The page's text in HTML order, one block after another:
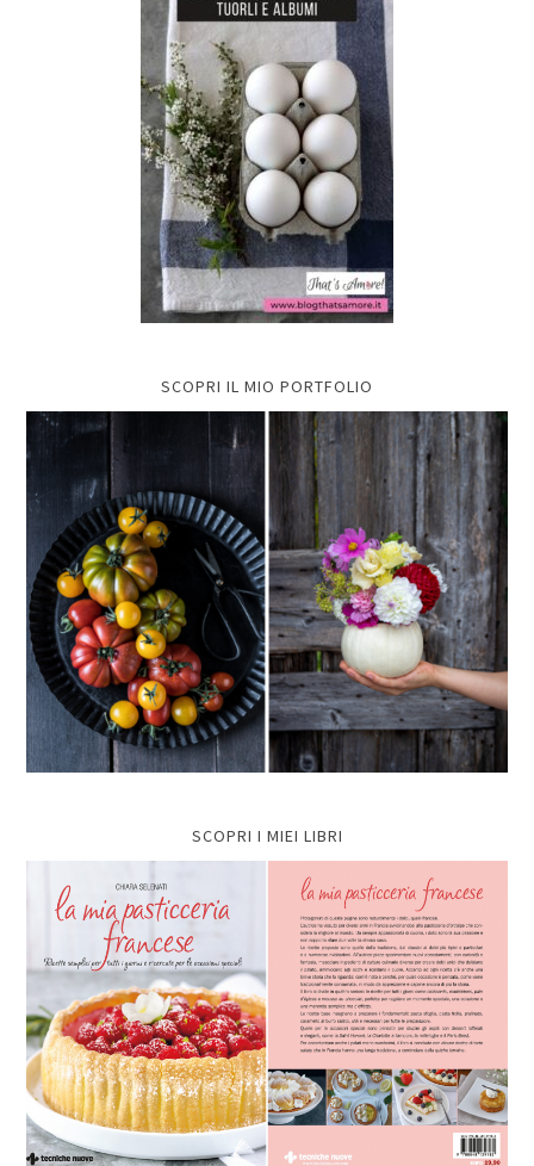
SCOPRI IL MIO PORTFOLIO
SCOPRI I MIEI LIBRI